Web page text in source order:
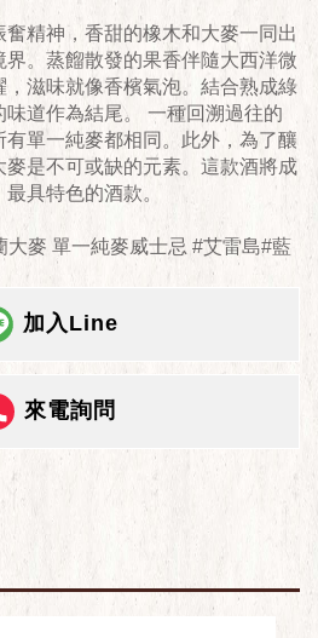
精神，香甜的橡木和大麥一同出
。蒸餾散發的果香伴隨大西洋微
，滋味就像香檳氣泡。結合熟成綠
道作為結尾。 一種回溯過往的
單一純麥都相同。此外，為了釀
是不可或缺的元素。這款酒將成
具特色的酒款。
大麥 單一純麥威士忌 #艾雷島#藍
加入Line
來電詢問